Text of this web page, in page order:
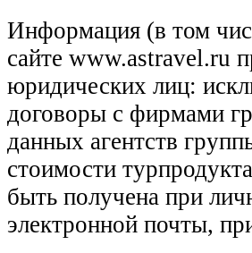
Информация (в том
сайте www.astravel.ru
юридических лиц:
договоры с фирмами
данных агентств
стоимости
быть получена при
электронной почты,